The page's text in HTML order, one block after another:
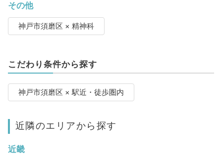
その他
神戸市須磨区 × 精神科
こだわり条件から探す
神戸市須磨区 × 駅近・徒歩圏内
近隣のエリアから探す
近畿